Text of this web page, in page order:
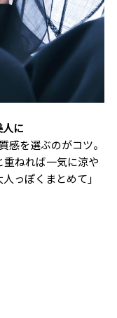
に
感を選ぶのがコツ。
ねれば一気に涼や
っぽくまとめて｣